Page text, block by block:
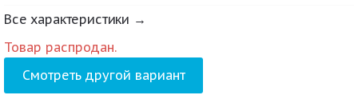
Все характеристики →
Товар распродан.
Смотреть другой вариант